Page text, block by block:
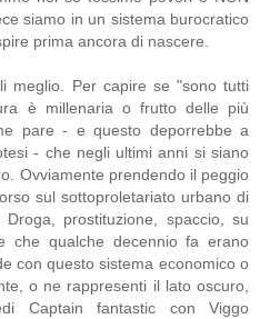
siamo in un sistema burocratico
prima ancora di nascere.
meglio. Per capire se "sono tutti
è millenaria o frutto delle più
pare - e questo deporrebbe a
- che negli ultimi anni si siano
Ovviamente prendendo il peggio
sul sottoproletariato urbano di
prostituzione, spaccio, su
che qualche decennio fa erano
con questo sistema economico o
o ne rappresenti il lato oscuro,
Captain fantastic con Viggo